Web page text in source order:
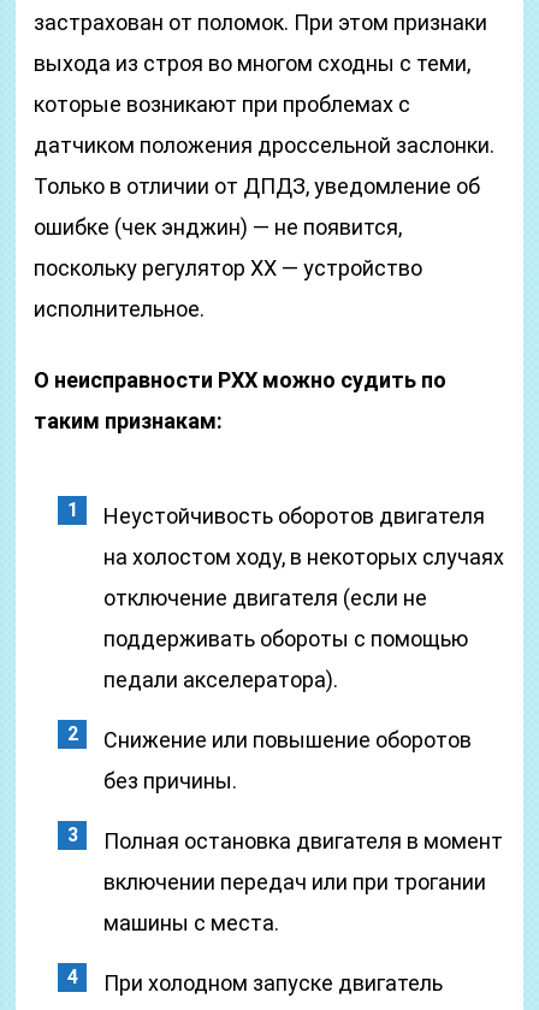
застрахован от поломок. При этом признаки
выхода из строя во многом сходны с теми,
которые возникают при проблемах с
датчиком положения дроссельной заслонки.
Только в отличии от ДПДЗ, уведомление об
ошибке (чек энджин) — не появится,
поскольку регулятор ХХ — устройство
исполнительное.
О неисправности РХХ можно судить по
таким признакам:
Неустойчивость оборотов двигателя
на холостом ходу, в некоторых случаях
отключение двигателя (если не
поддерживать обороты с помощью
педали акселератора).
Снижение или повышение оборотов
без причины.
Полная остановка двигателя в момент
включении передач или при трогании
машины с места.
При холодном запуске двигатель